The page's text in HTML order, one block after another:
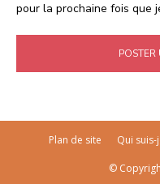
pour la prochaine fois que
Plan de site Qui suis-
©